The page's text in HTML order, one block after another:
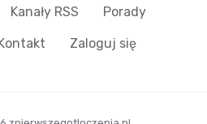
Kanały RSS Porady
Zaloguj się